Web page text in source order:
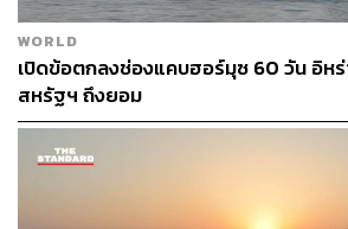
อ้างอิง:
https://www.aljazeera.com/
ran-war-live-tehran-warns-of-
rgy-sites-targeted
https://www.theguardian.com/
WORLD
เปิดข้อตกลงช่องแคบฮอร์มุซ 60 วัน อิหร่
สหรัฐฯ ถึงยอม